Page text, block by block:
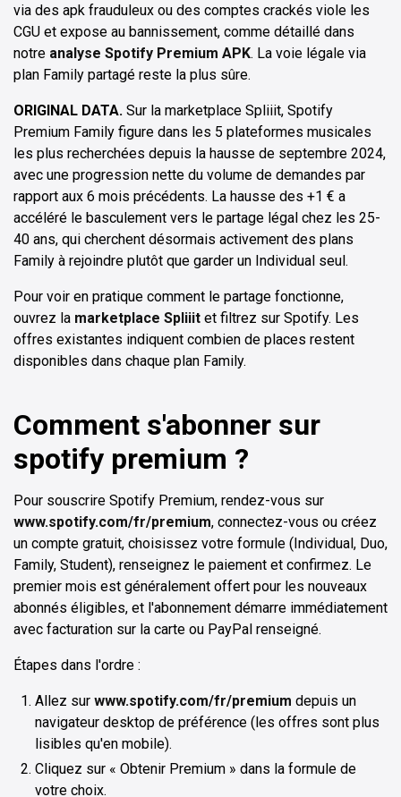
via des apk frauduleux ou des comptes crackés viole les
CGU et expose au bannissement, comme détaillé dans
notre analyse Spotify Premium APK. La voie légale via
plan Family partagé reste la plus sûre.
ORIGINAL DATA. Sur la marketplace Spliiit, Spotify
Premium Family figure dans les 5 plateformes musicales
les plus recherchées depuis la hausse de septembre 2024,
avec une progression nette du volume de demandes par
rapport aux 6 mois précédents. La hausse des +1 € a
accéléré le basculement vers le partage légal chez les 25-
40 ans, qui cherchent désormais activement des plans
Family à rejoindre plutôt que garder un Individual seul.
Pour voir en pratique comment le partage fonctionne,
ouvrez la marketplace Spliiit et filtrez sur Spotify. Les
offres existantes indiquent combien de places restent
disponibles dans chaque plan Family.
Comment s'abonner sur
spotify premium ?
Pour souscrire Spotify Premium, rendez-vous sur
www.spotify.com/fr/premium, connectez-vous ou créez
un compte gratuit, choisissez votre formule (Individual, Duo,
Family, Student), renseignez le paiement et confirmez. Le
premier mois est généralement offert pour les nouveaux
abonnés éligibles, et l'abonnement démarre immédiatement
avec facturation sur la carte ou PayPal renseigné.
Étapes dans l'ordre :
Allez sur www.spotify.com/fr/premium depuis un
navigateur desktop de préférence (les offres sont plus
lisibles qu'en mobile).
Cliquez sur « Obtenir Premium » dans la formule de
votre choix.